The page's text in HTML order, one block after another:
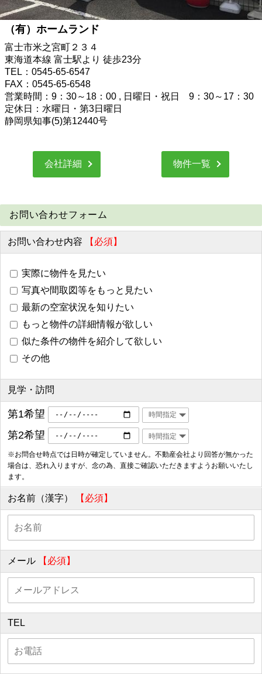
（有）ホームランド
富士市米之宮町２３４
東海道本線 富士駅より 徒歩23分
TEL：0545-65-6547
FAX：0545-65-6548
営業時間：9：30～18：00 , 日曜日・祝日 9：30～17：30
定休日：水曜日・第3日曜日
静岡県知事(5)第12440号
会社詳細 物件一覧
お問い合わせフォーム
お問い合わせ内容 【必須】
実際に物件を見たい
写真や間取図等をもっと見たい
最新の空室状況を知りたい
もっと物件の詳細情報が欲しい
似た条件の物件を紹介して欲しい
その他
見学・訪問
第1希望
第2希望
※お問合せ時点では日時が確定していません。不動産会社より回答が無かった
場合は、恐れ入りますが、念の為、直接ご確認いただきますようお願いいたし
ます。
お名前（漢字） 【必須】
メール 【必須】
TEL